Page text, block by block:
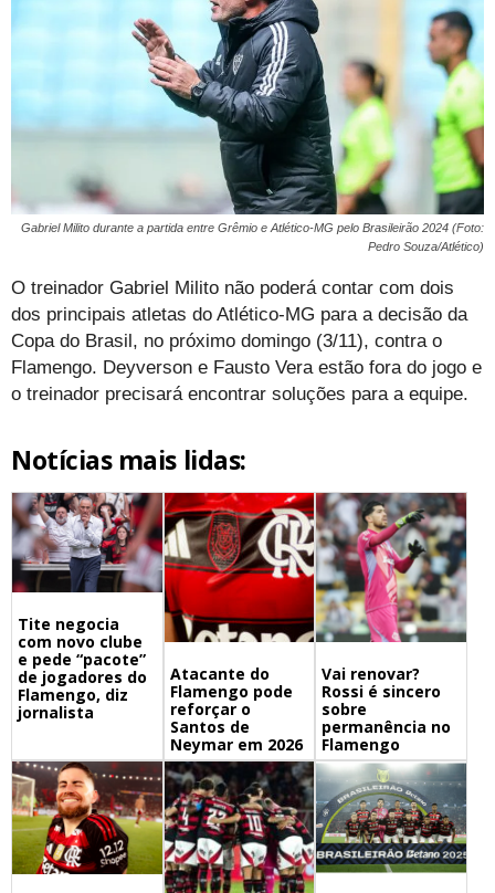
Gabriel Milito durante a partida entre Grêmio e Atlético-MG pelo Brasileirão 2024 (Foto:
Pedro Souza/Atlético)
O treinador Gabriel Milito não poderá contar com dois
dos principais atletas do Atlético-MG para a decisão da
Copa do Brasil, no próximo domingo (3/11), contra o
Flamengo. Deyverson e Fausto Vera estão fora do jogo e
o treinador precisará encontrar soluções para a equipe.
Notícias mais lidas:
Tite negocia
com novo clube
e pede “pacote”
de jogadores do
Flamengo, diz
jornalista
Atacante do
Flamengo pode
reforçar o
Santos de
Neymar em 2026
Vai renovar?
Rossi é sincero
sobre
permanência no
Flamengo